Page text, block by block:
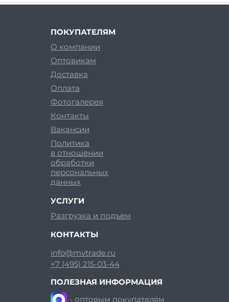
ПОКУПАТЕЛЯМ
О компании
Оптовикам
Доставка
Оплата
Фотогалерея
Контакты
Вакансии
Политика
в отношении
обработки
персональных
данных
УСЛУГИ
Разгрузка и подъем
КОНТАКТЫ
info@mvtrade.ru
+7 (495) 215-03-44
ПОЛЕЗНАЯ ИНФОРМАЦИЯ
- оптовым покупателям